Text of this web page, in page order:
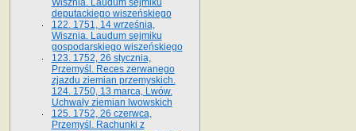
Wisznia. Laudum sejmiku
deputackiego wiszeńskiego
122. 1751, 14 września,
Wisznia. Laudum sejmiku
gospodarskiego wiszeńskiego
123. 1752, 26 stycznia,
Przemyśl. Reces zerwanego
zjazdu ziemian przemyskich.
124. 1750, 13 marca, Lwów.
Uchwały ziemian lwowskich
125. 1752, 26 czerwca,
Przemyśl. Rachunki z